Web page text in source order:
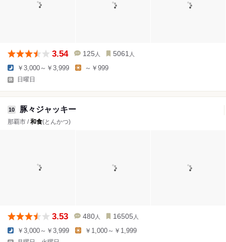
3.54 125 人 5061 人
￥3,000～￥3,999 ～￥999
日曜日
10 豚々ジャッキー
那覇市 /和食(とんかつ)
3.53 480 人 16505 人
￥3,000～￥3,999 ￥1,000～￥1,999